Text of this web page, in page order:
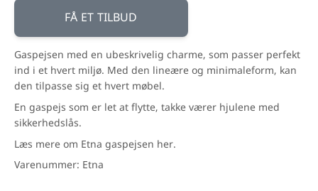
FÅ ET TILBUD
Gaspejsen med en ubeskrivelig charme, som passer perfekt
ind i et hvert miljø. Med den lineære og minimaleform, kan
den tilpasse sig et hvert møbel.
En gaspejs som er let at flytte, takke værer hjulene med
sikkerhedslås.
Læs mere om Etna gaspejsen her.
Varenummer: Etna